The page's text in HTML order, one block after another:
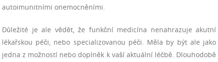
autoimunitními onemocněními.
Důležité je ale vědět, že funkční medicína nenahrazuje akutní
lékařskou péči, nebo specializovanou péči. Měla by být ale jako
jedna z možností nebo doplněk k vaší aktuální léčbě. Dlouhodobě